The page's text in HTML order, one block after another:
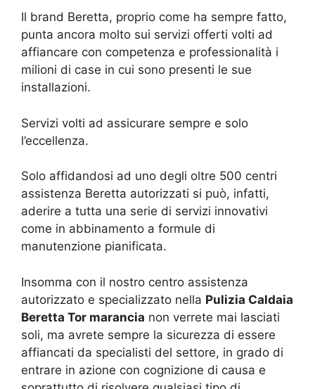
Il brand Beretta, proprio come ha sempre fatto,
punta ancora molto sui servizi offerti volti ad
affiancare con competenza e professionalità i
milioni di case in cui sono presenti le sue
installazioni.
Servizi volti ad assicurare sempre e solo
l’eccellenza.
Solo affidandosi ad uno degli oltre 500 centri
assistenza Beretta autorizzati si può, infatti,
aderire a tutta una serie di servizi innovativi
come in abbinamento a formule di
manutenzione pianificata.
Insomma con il nostro centro assistenza
autorizzato e specializzato nella Pulizia Caldaia
Beretta Tor marancia non verrete mai lasciati
soli, ma avrete sempre la sicurezza di essere
affiancati da specialisti del settore, in grado di
entrare in azione con cognizione di causa e